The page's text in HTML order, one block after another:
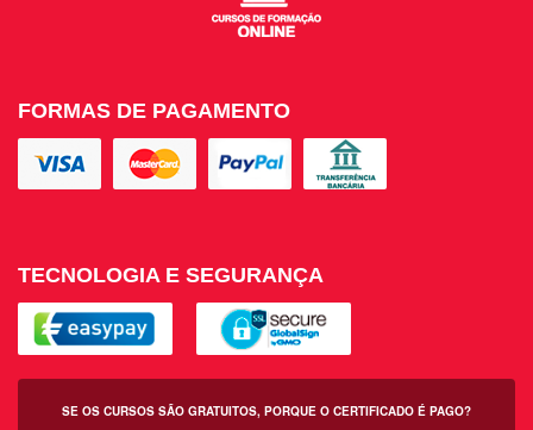
FORMAS DE PAGAMENTO
TECNOLOGIA E SEGURANÇA
SE OS CURSOS SÃO GRATUITOS, PORQUE O CERTIFICADO É PAGO?